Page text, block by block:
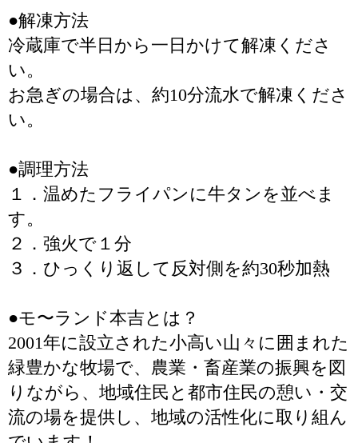
●解凍方法
冷蔵庫で半日から一日かけて解凍くださ
い。
お急ぎの場合は、約10分流水で解凍くださ
い。
●調理方法
１．温めたフライパンに牛タンを並べま
す。
２．強火で１分
３．ひっくり返して反対側を約30秒加熱
●モ〜ランド本吉とは？
2001年に設立された小高い山々に囲まれた
緑豊かな牧場で、農業・畜産業の振興を図
りながら、地域住民と都市住民の憩い・交
流の場を提供し、地域の活性化に取り組ん